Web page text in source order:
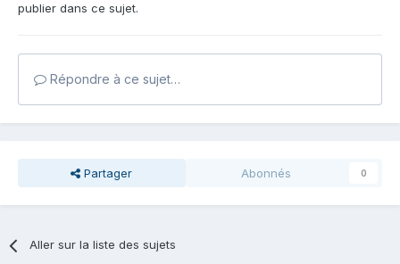
publier dans ce sujet.
Répondre à ce sujet…
Partager Abonnés 0
Aller sur la liste des sujets